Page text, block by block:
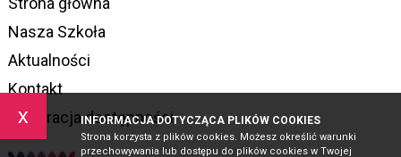
x INFORMACJA DOTYCZĄCA PLIKÓW COOKIES
Strona korzysta z plików cookies. Możesz określić warunki
przechowywania lub dostępu do plików cookies w Twojej
Nasza Szkoła
Aktualności
Kontakt
Deklaracja dostępności